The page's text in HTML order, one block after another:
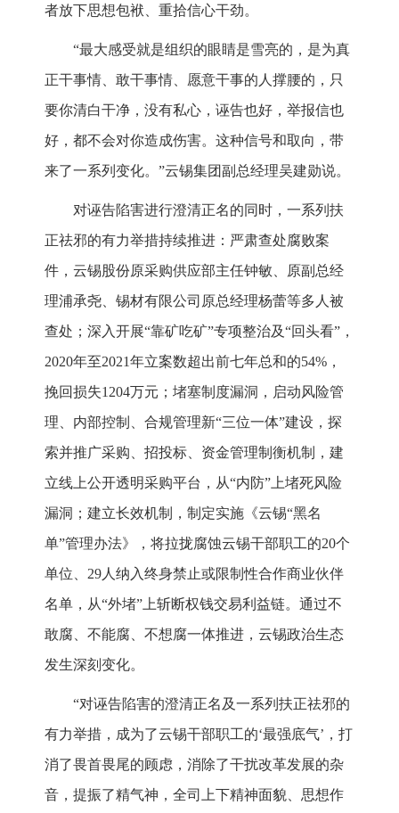
者放下思想包袱、重拾信心干劲。
“最大感受就是组织的眼睛是雪亮的，是为真
正干事情、敢干事情、愿意干事的人撑腰的，只
要你清白干净，没有私心，诬告也好，举报信也
好，都不会对你造成伤害。这种信号和取向，带
来了一系列变化。”云锡集团副总经理吴建勋说。
对诬告陷害进行澄清正名的同时，一系列扶
正祛邪的有力举措持续推进：严肃查处腐败案
件，云锡股份原采购供应部主任钟敏、原副总经
理浦承尧、锡材有限公司原总经理杨蕾等多人被
查处；深入开展“靠矿吃矿”专项整治及“回头看”，
2020年至2021年立案数超出前七年总和的54%，
挽回损失1204万元；堵塞制度漏洞，启动风险管
理、内部控制、合规管理新“三位一体”建设，探
索并推广采购、招投标、资金管理制衡机制，建
立线上公开透明采购平台，从“内防”上堵死风险
漏洞；建立长效机制，制定实施《云锡“黑名
单”管理办法》，将拉拢腐蚀云锡干部职工的20个
单位、29人纳入终身禁止或限制性合作商业伙伴
名单，从“外堵”上斩断权钱交易利益链。通过不
敢腐、不能腐、不想腐一体推进，云锡政治生态
发生深刻变化。
“对诬告陷害的澄清正名及一系列扶正祛邪的
有力举措，成为了云锡干部职工的‘最强底气’，打
消了畏首畏尾的顾虑，消除了干扰改革发展的杂
音，提振了精气神，全司上下精神面貌、思想作